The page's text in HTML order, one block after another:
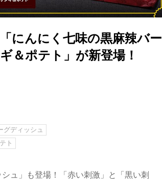
にんにく七味の黒麻辣バー
＆ポテト」が新登場！
グディッシュ
ト
ュ」も登場！「赤い刺激」と「黒い刺